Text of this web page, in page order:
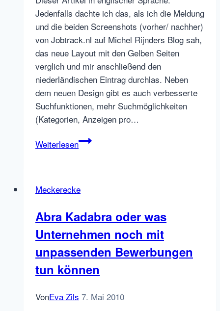
Jedenfalls dachte ich das, als ich die Meldung
und die beiden Screenshots (vorher/ nachher)
von Jobtrack.nl auf Michel Rijnders Blog sah,
das neue Layout mit den Gelben Seiten
verglich und mir anschließend den
niederländischen Eintrag durchlas. Neben
dem neuen Design gibt es auch verbesserte
Suchfunktionen, mehr Suchmöglichkeiten
(Kategorien, Anzeigen pro…
WeiterlesenJobtrack
Layout
Sieht
aus
Gelbe
Seiten
Meckerecke
Abra Kadabra oder was
Unternehmen noch mit
unpassenden Bewerbungen
tun können
VonEva Zils 7. Mai 2010